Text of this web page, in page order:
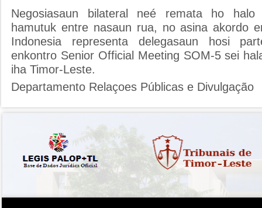
Negosiasaun bilateral neé remata ho halo
hamutuk entre nasaun rua, no asina akordo
Indonesia representa delegasaun hosi
enkontro Senior Official Meeting SOM-5 sei
iha Timor-Leste.
Departamento Relaçoes Públicas e Divulgação